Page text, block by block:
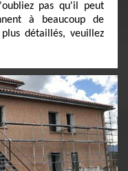
pas qu'il peut
à beaucoup de
détaillés, veuillez